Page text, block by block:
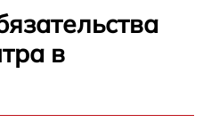
в